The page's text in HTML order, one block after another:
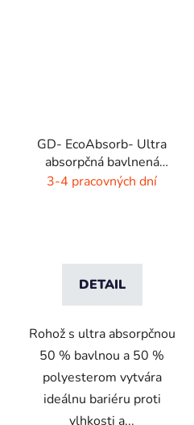
GD- EcoAbsorb- Ultra
absorpčná bavlnená
rohož -sivý melír
3-4 pracovných dní
DETAIL
Rohož s ultra absorpčnou
50 % bavlnou a 50 %
polyesterom vytvára
ideálnu bariéru proti
vlhkosti a...